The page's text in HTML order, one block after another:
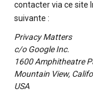
contacter via ce site
suivante :
Privacy Matters
c/o Google Inc.
1600 Amphitheatre
Mountain View,
USA